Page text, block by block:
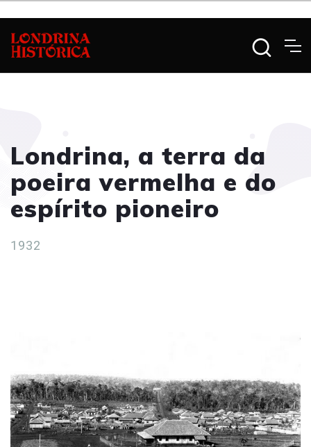
Londrina, a terra da
poeira vermelha e do
espírito pioneiro
1932